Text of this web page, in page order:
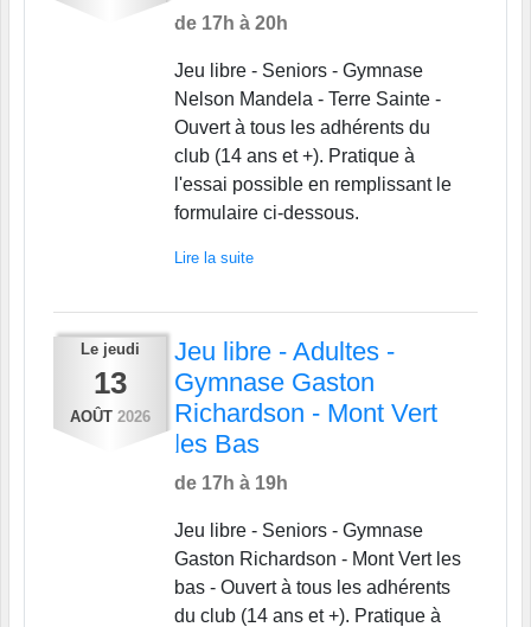
de 17h à 20h
Jeu libre - Seniors - Gymnase
Nelson Mandela - Terre Sainte -
Ouvert à tous les adhérents du
club (14 ans et +). Pratique à
l'essai possible en remplissant le
formulaire ci-dessous.
Lire la suite
Le jeudi
13
AOÛT 2026
Jeu libre - Adultes -
Gymnase Gaston
Richardson - Mont Vert
les Bas
de 17h à 19h
Jeu libre - Seniors - Gymnase
Gaston Richardson - Mont Vert les
bas - Ouvert à tous les adhérents
du club (14 ans et +). Pratique à